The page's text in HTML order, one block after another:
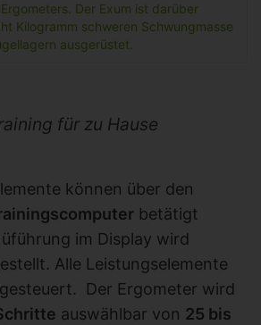
Der Exum ist darüber
Kilogramm schweren Schwungmasse
ausgerüstet.
für zu Hause
können über den
betätigt
im Display wird
Alle Leistungselemente
Der Ergometer wird
auswählbar von 25 bis